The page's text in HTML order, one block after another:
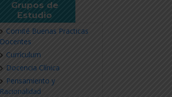
Grupos de
Estudio
Comité Buenas Practicas
Docentes
Currículum
Docencia Clínica
Pensamiento y
Racionalidad